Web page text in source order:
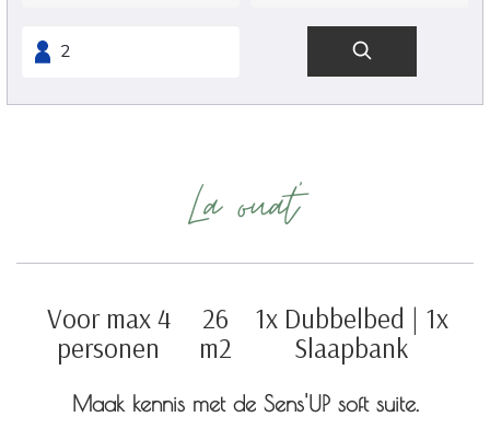
La ouat'
Voor max 4
personen
26
m2
1x Dubbelbed | 1x
Slaapbank
Maak kennis met de Sens'UP soft suite.